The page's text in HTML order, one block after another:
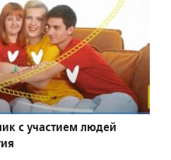
с участием людей